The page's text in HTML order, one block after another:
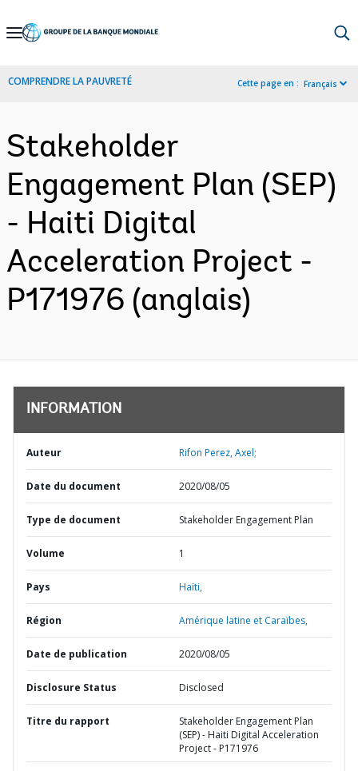
Skip
Navigation
COMPRENDRE LA PAUVRETÉ Cette page en : Français
Stakeholder
Engagement Plan (SEP)
- Haiti Digital
Acceleration Project -
P171976 (anglais)
INFORMATION
Auteur Rifon Perez, Axel;
Date du document 2020/08/05
Type de document Stakeholder Engagement Plan
Volume 1
Pays Haïti,
Région Amérique latine et Caraïbes,
Date de publication 2020/08/05
Disclosure Status Disclosed
Titre du rapport
Stakeholder Engagement Plan
(SEP) - Haiti Digital Acceleration
Project - P171976